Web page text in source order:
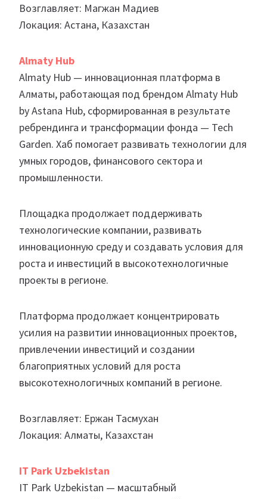
Возглавляет: Магжан Мадиев
Локация: Астана, Казахстан
Almaty Hub
Almaty Hub — инновационная платформа в
Алматы, работающая под брендом Almaty Hub
by Astana Hub, сформированная в результате
ребрендинга и трансформации фонда — Tech
Garden. Хаб помогает развивать технологии для
умных городов, финансового сектора и
промышленности.
Площадка продолжает поддерживать
технологические компании, развивать
инновационную среду и создавать условия для
роста и инвестиций в высокотехнологичные
проекты в регионе.
Платформа продолжает концентрировать
усилия на развитии инновационных проектов,
привлечении инвестиций и создании
благоприятных условий для роста
высокотехнологичных компаний в регионе.
Возглавляет: Ержан Тасмухан
Локация: Алматы, Казахстан
IT Park Uzbekistan
IT Park Uzbekistan — масштабный